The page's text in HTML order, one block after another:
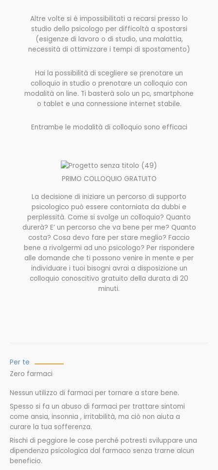
Altre volte si è impossibilitati a recarsi presso lo
studio dello psicologo per difficoltà a spostarsi
(esigenze di lavoro o di studio, una malattia,
necessità di ottimizzare i tempi di spostamento)
Hai la possibilità di scegliere se prenotare un
colloquio in studio o prenotare un colloquio con
modalità on line. Ti basterà solo un pc, smartphone
o tablet e una connessione internet stabile.
Entrambe le modalità di colloquio sono efficaci
PRIMO COLLOQUIO GRATUITO
La decisione di iniziare un percorso di supporto
psicologico può essere contorniata da dubbi e
perplessità. Come si svolge un colloquio? Quanto
durerà? E’ un percorso che va bene per me? Quanto
costa? Cosa devo fare per stare meglio? Faccio
bene a rivolgermi ad uno psicologo? Per rispondere
alle domande che ti possono venire in mente e per
individuare i tuoi bisogni avrai a disposizione un
colloquio conoscitivo gratuito della durata di 20
minuti.
Per te
Zero farmaci
Nessun utilizzo di farmaci per tornare a stare bene.
Spesso si fa un abuso di farmaci per trattare sintomi
come ansia, insonnia , irritabilità, ma ciò non aiuta a
curare la tua sofferenza.
Rischi di peggiore le cose perché potresti sviluppare una
dipendenza psicologica dal farmaco senza trarne alcun
beneficio.